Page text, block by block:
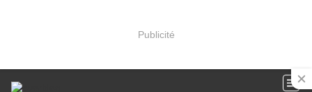
Publicité